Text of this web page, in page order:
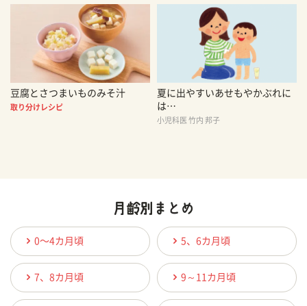
豆腐とさつまいものみそ汁
取り分けレシピ
夏に出やすいあせもやかぶれに
は…
小児科医 竹内 邦子
0〜4カ月頃 5、6カ月頃
7、8カ月頃 9～11カ月頃